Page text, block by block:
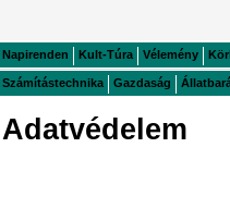
Napirenden Kult-Túra Vélemény
Számítástechnika Gazdaság
Adatvédelem